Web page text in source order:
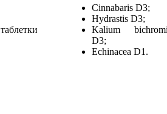
таблетки
Cinnabaris D3;
Hydrastis D3;
Kalium
D3;
Echinacea D1.